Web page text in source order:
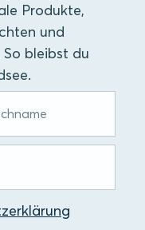
Produkte,
und
bleibst du